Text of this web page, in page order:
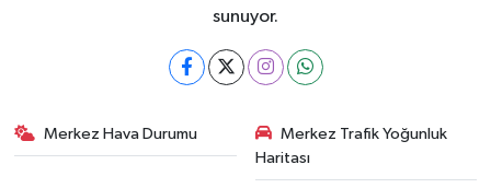
sunuyor.
Merkez Hava Durumu
Merkez Trafik Yoğunluk
Haritası